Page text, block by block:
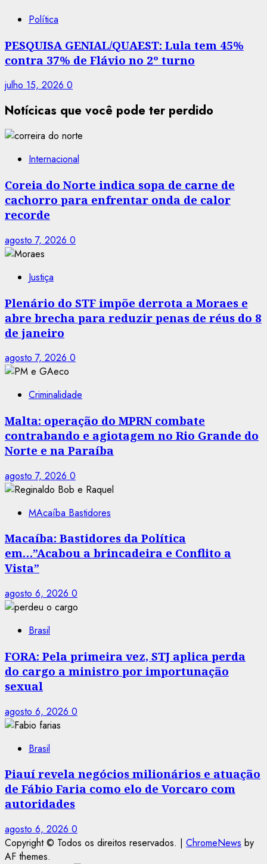
Política
PESQUISA GENIAL/QUAEST: Lula tem 45%
contra 37% de Flávio no 2º turno
julho 15, 2026 0
Notícicas que você pode ter perdido
Internacional
Coreia do Norte indica sopa de carne de
cachorro para enfrentar onda de calor
recorde
agosto 7, 2026 0
Justiça
Plenário do STF impõe derrota a Moraes e
abre brecha para reduzir penas de réus do 8
de janeiro
agosto 7, 2026 0
Criminalidade
Malta: operação do MPRN combate
contrabando e agiotagem no Rio Grande do
Norte e na Paraíba
agosto 7, 2026 0
MAcaíba Bastidores
Macaíba: Bastidores da Política
em…”Acabou a brincadeira e Conflito a
Vista”
agosto 6, 2026 0
Brasil
FORA: Pela primeira vez, STJ aplica perda
do cargo a ministro por importunação
sexual
agosto 6, 2026 0
Brasil
Piauí revela negócios milionários e atuação
de Fábio Faria como elo de Vorcaro com
autoridades
agosto 6, 2026 0
Copyright © Todos os direitos reservados. | ChromeNews by
AF themes.